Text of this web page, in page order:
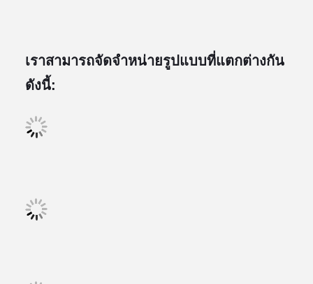
เราสามารถจัดจําหน่ายรูปแบบที่แตกต่างกัน
ดังนี้: